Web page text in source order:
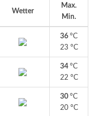
Wetter
Max.
Min.
36 °C
23 °C
34 °C
22 °C
30 °C
20 °C